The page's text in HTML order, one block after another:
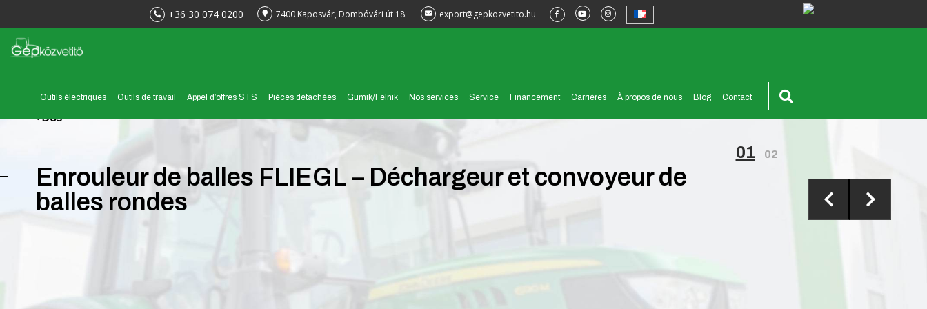
+36 30 074 0200 7400 Kaposvár, Dombóvári út 18. export@gepkozvetito.hu
Outils électriques Outils de travail Appel d’offres STS Pièces détachées Gumik/Felnik Nos services Service Financement Carrières À propos de nous Blog Contact
01 02
< Dos
Enrouleur de balles FLIEGL – Déchargeur et convoyeur de
balles rondes